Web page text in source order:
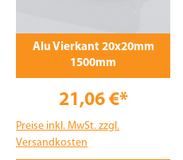
Alu Vierkant 20x20mm
1500mm
21,06 €*
Preise inkl. MwSt. zzgl.
Versandkosten